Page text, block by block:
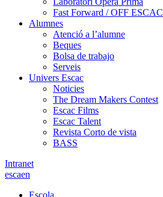
Fast Forward / OFF ESCAC
Alumnes
Atenció a l’alumne
Beques
Bolsa de trabajo
Serveis
Univers Escac
Noticies
The Dream Makers Contest
Escac Films
Escac Talent
Revista Corto de vista
BASS
Intranet
escaen
Escola